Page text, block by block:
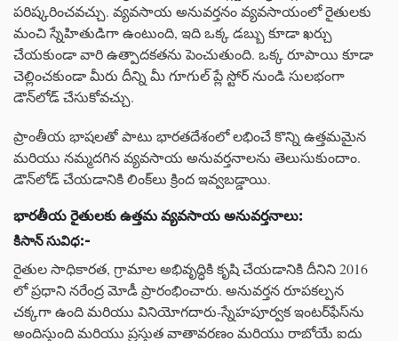
పరిష్కరించవచ్చు. వ్యవసాయ అనువర్తనం వ్యవసాయంలో రైతులకు
మంచి స్నేహితుడిగా ఉంటుంది, ఇది ఒక్క డబ్బు కూడా ఖర్చు
చేయకుండా వారి ఉత్పాదకతను పెంచుతుంది. ఒక్క రూపాయి కూడా
చెల్లించకుండా మీరు దీన్ని మీ గూగుల్ ప్లే స్టోర్ నుండి సులభంగా
డౌన్‌లోడ్ చేసుకోవచ్చు.
ప్రాంతీయ భాషలతో పాటు భారతదేశంలో లభించే కొన్ని ఉత్తమమైన
మరియు నమ్మదగిన వ్యవసాయ అనువర్తనాలను తెలుసుకుందాం.
డౌన్‌లోడ్ చేయడానికి లింక్‌లు క్రింద ఇవ్వబడ్డాయి.
భారతీయ రైతులకు ఉత్తమ వ్యవసాయ అనువర్తనాలు:
కిసాన్సువిధ:-
రైతుల సాధికారత, గ్రామాల అభివృద్ధికి కృషి చేయడానికి దీనిని 2016
లో ప్రధాని నరేంద్ర మోడీ ప్రారంభించారు. అనువర్తన రూపకల్పన
చక్కగా ఉంది మరియు వినియోగదారు-స్నేహపూర్వక ఇంటర్‌ఫేస్‌ను
అందిస్తుంది మరియు ప్రస్తుత వాతావరణం మరియు రాబోయే ఐదు